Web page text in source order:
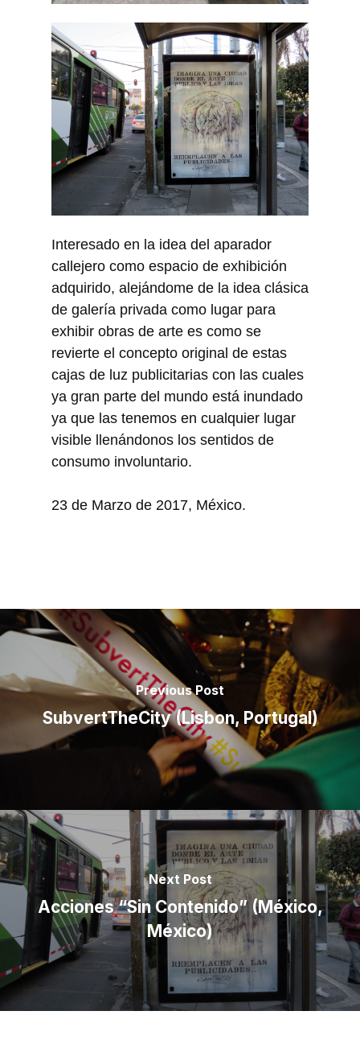
Interesado en la idea del aparador
callejero como espacio de exhibición
adquirido, alejándome de la idea clásica
de galería privada como lugar para
exhibir obras de arte es como se
revierte el concepto original de estas
cajas de luz publicitarias con las cuales
ya gran parte del mundo está inundado
ya que las tenemos en cualquier lugar
visible llenándonos los sentidos de
consumo involuntario.
23 de Marzo de 2017, México.
Previous Post
SubvertTheCity (Lisbon, Portugal)
Next Post
Acciones “Sin Contenido” (México,
México)